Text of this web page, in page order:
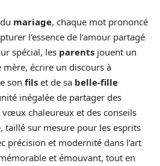
mariage, chaque mot prononcé
l’essence de l’amour partagé
spécial, les parents jouent un
écrire un discours à
son fils et de sa belle-fille
inégalée de partager des
chaleureux et des conseils
taillé sur mesure pour les esprits
précision et modernité dans l’art
et émouvant, tout en